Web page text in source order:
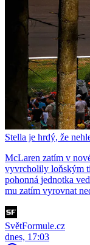
Stella je hrdý, že
McLaren zatím v
vyvrcholily loňským
pohonná jednotka
mu zatím vyrovnat
SvětFormule.cz
dnes, 17:03